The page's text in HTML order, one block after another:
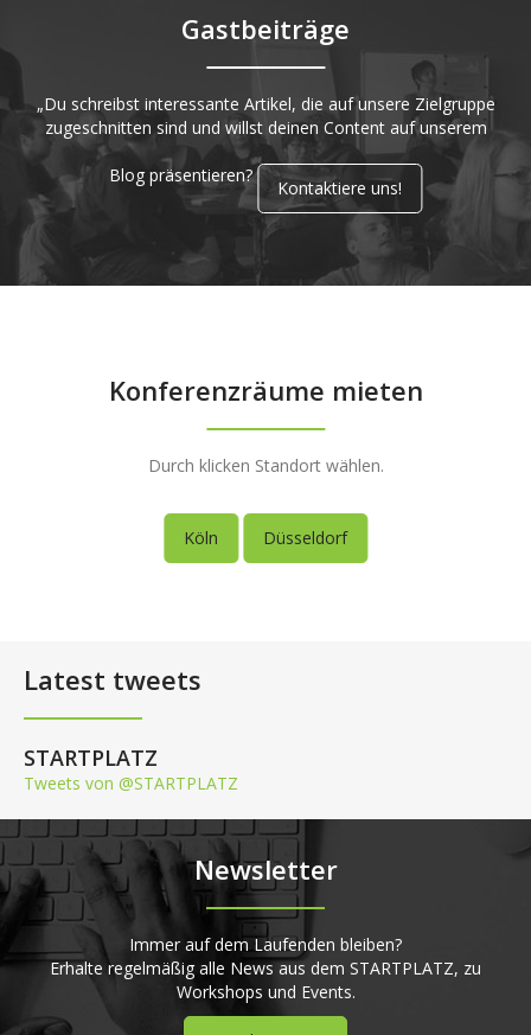
Gastbeiträge
„Du schreibst interessante Artikel, die auf unsere Zielgruppe
zugeschnitten sind und willst deinen Content auf unserem
Blog präsentieren?
Kontaktiere uns!
Konferenzräume mieten
Durch klicken Standort wählen.
Köln Düsseldorf
Latest tweets
STARTPLATZ
Tweets von @STARTPLATZ
Newsletter
Immer auf dem Laufenden bleiben?
Erhalte regelmäßig alle News aus dem STARTPLATZ, zu
Workshops und Events.